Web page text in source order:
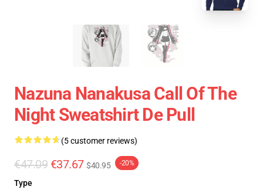
Nazuna Nanakusa Call Of The
Night Sweatshirt De Pull
(5 customer reviews)
€47.09 €37.67 $40.95 -20%
Type